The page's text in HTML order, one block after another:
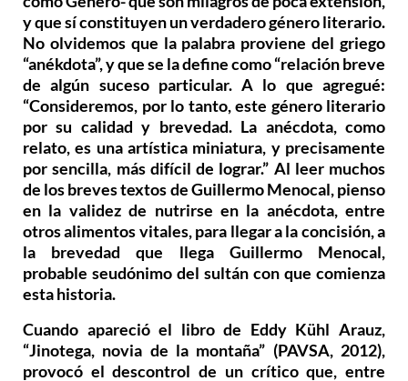
y que sí constituyen un verdadero género literario.
No olvidemos que la palabra proviene del griego
“anékdota”, y que se la define como “relación breve
de algún suceso particular. A lo que agregué:
“Consideremos, por lo tanto, este género literario
por su calidad y brevedad. La anécdota, como
relato, es una artística miniatura, y precisamente
por sencilla, más difícil de lograr.” Al leer muchos
de los breves textos de Guillermo Menocal, pienso
en la validez de nutrirse en la anécdota, entre
otros alimentos vitales, para llegar a la concisión, a
la brevedad que llega Guillermo Menocal,
probable seudónimo del sultán con que comienza
esta historia.
Cuando apareció el libro de Eddy Kühl Arauz,
“Jinotega, novia de la montaña” (PAVSA, 2012),
provocó el descontrol de un crítico que, entre